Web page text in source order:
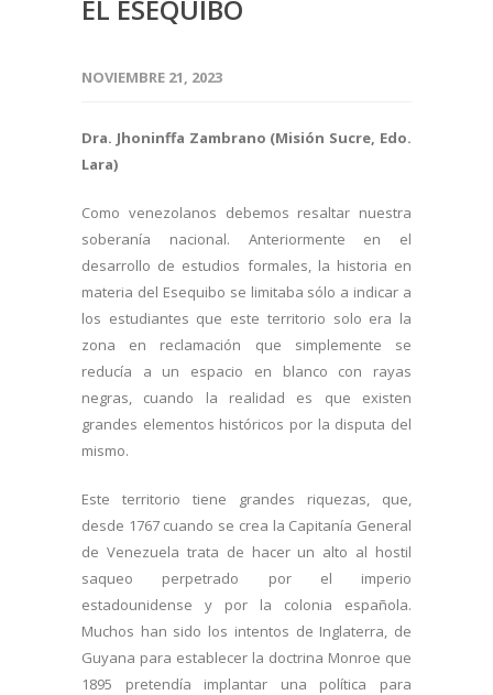
EL ESEQUIBO
NOVIEMBRE 21, 2023
Dra. Jhoninffa Zambrano (Misión Sucre, Edo.
Lara)
Como venezolanos debemos resaltar nuestra
soberanía nacional. Anteriormente en el
desarrollo de estudios formales, la historia en
materia del Esequibo se limitaba sólo a indicar a
los estudiantes que este territorio solo era la
zona en reclamación que simplemente se
reducía a un espacio en blanco con rayas
negras, cuando la realidad es que existen
grandes elementos históricos por la disputa del
mismo.
Este territorio tiene grandes riquezas, que,
desde 1767 cuando se crea la Capitanía General
de Venezuela trata de hacer un alto al hostil
saqueo perpetrado por el imperio
estadounidense y por la colonia española.
Muchos han sido los intentos de Inglaterra, de
Guyana para establecer la doctrina Monroe que
1895 pretendía implantar una política para